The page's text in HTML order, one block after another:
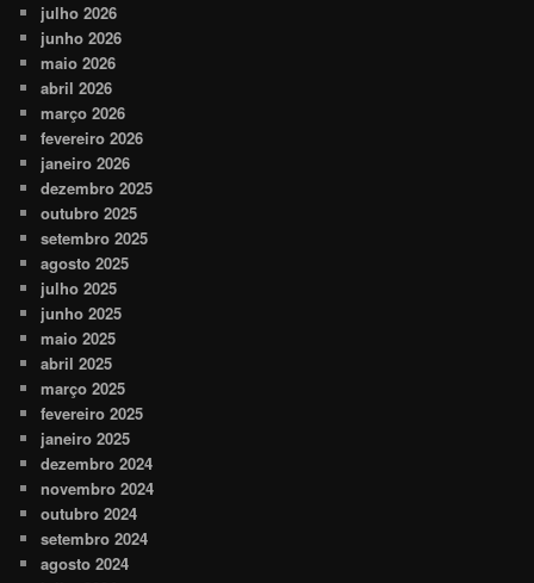
julho 2026
junho 2026
maio 2026
abril 2026
março 2026
fevereiro 2026
janeiro 2026
dezembro 2025
outubro 2025
setembro 2025
agosto 2025
julho 2025
junho 2025
maio 2025
abril 2025
março 2025
fevereiro 2025
janeiro 2025
dezembro 2024
novembro 2024
outubro 2024
setembro 2024
agosto 2024